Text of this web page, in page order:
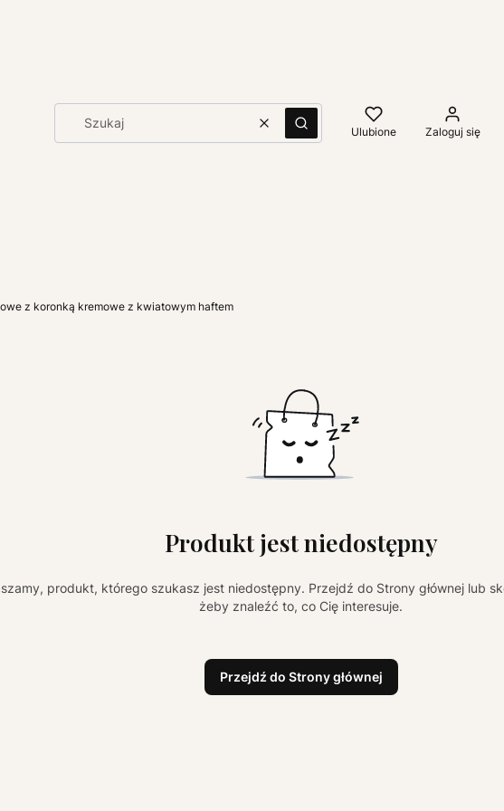
WyczyśćSzukaj Ulubione Zaloguj się
z koronką kremowe z kwiatowym haftem
Produkt jest niedostępny
produkt, którego szukasz jest niedostępny. Przejdź do Strony głównej lub
żeby znaleźć to, co Cię interesuje.
Przejdź do Strony głównej